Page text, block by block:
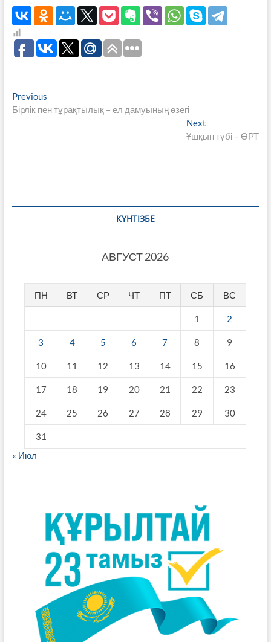
Навигация
по
PreviousPrevious
post:
Бірлік пен тұрақтылық – ел дамуының өзегі
Next
post:
Ұшқын түбі – ӨРТ
КҮНТІЗБЕ
АВГУСТ 2026
ПН ВТ СР ЧТ ПТ СБ ВС
1 2
3 4 5 6 7 8 9
10 11 12 13 14 15 16
17 18 19 20 21 22 23
24 25 26 27 28 29 30
31
« Июл